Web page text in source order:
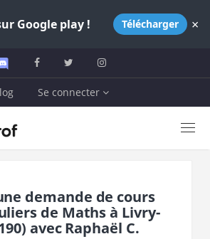
Google play ! Télécharger ×
Se connecter
demande de cours
de Mathsà Livry-
avecRaphaël C.